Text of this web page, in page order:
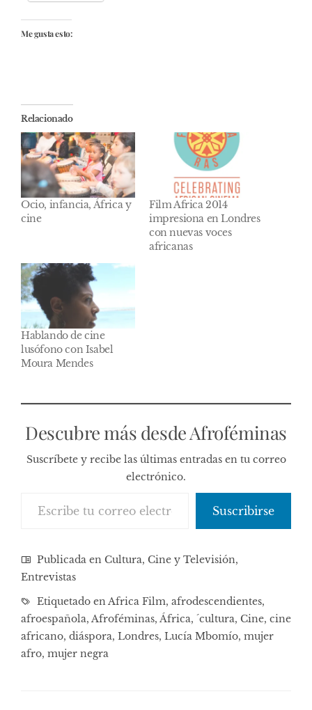
Me gusta esto:
Relacionado
Ocio, infancia, África y
cine
Film Africa 2014
impresiona en Londres
con nuevas voces
africanas
Hablando de cine
lusófono con Isabel
Moura Mendes
Descubre más desde Afroféminas
Suscríbete y recibe las últimas entradas en tu correo
electrónico.
Suscribirse
Publicada en Cultura, Cine y Televisión,
Entrevistas
Etiquetado enAfrica Film, afrodescendientes,
afroespañola, Afroféminas, África, ´cultura, Cine, cine
africano, diáspora, Londres, Lucía Mbomío, mujer
afro, mujer negra